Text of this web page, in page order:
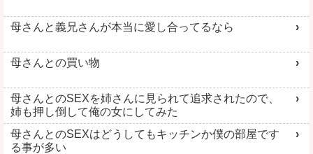
母さんと義兄さんが本当に愛し合ってるなら
母さんとの買い物
母さんとのSEXを姉さんに見られて追求されたので、
姉も押し倒して俺の女にしてみた
母さんとのSEXはどうしてもキッチンか僕の部屋です
る事が多い